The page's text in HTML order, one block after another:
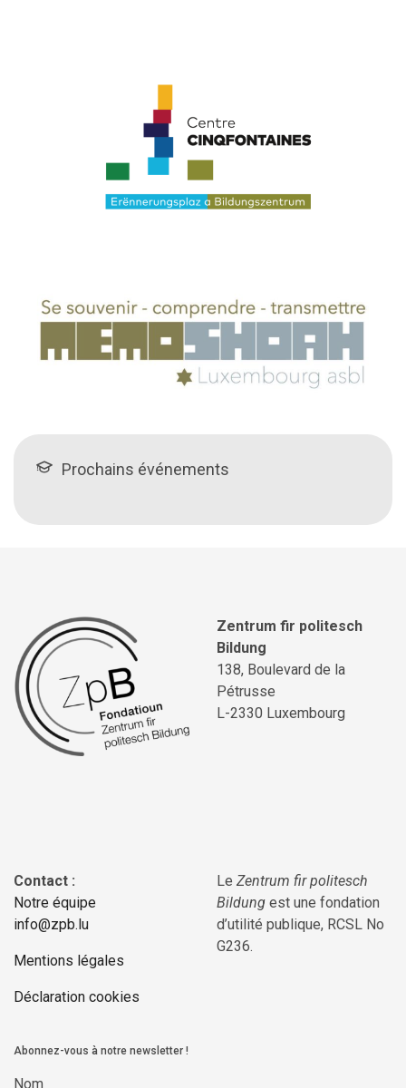
Prochains événements
Zentrum fir politesch
Bildung
138, Boulevard de la
Pétrusse
L-2330 Luxembourg
Contact :
Notre équipe
info@zpb.lu
Mentions légales
Déclaration cookies
Le Zentrum fir politesch
Bildung est une fondation
d’utilité publique, RCSL No
G236.
Abonnez-vous à notre newsletter !
Nom